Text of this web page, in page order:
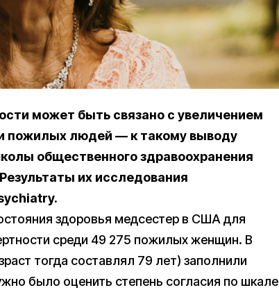
может быть связано с увеличением
пожилых людей — к такому выводу
общественного здравоохранения
их исследования
здоровья медсестер в США для
среди 49 275 пожилых женщин. В
тогда составлял 79 лет) заполнили
было оценить степень согласия по шкале